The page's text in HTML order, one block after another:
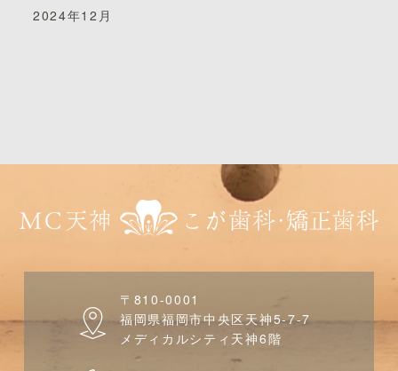
す。
可能性があります。
・小さいヘッド
間がかかります。
まで入らない人におすすめです。
なので、一概に前歯２本分で！と断言できないとこ
ろが置くか深いですよね。
② 長さ、幅を決める
例えば、こちらの２本の
歯ブラシ。
背の高さと頭の幅が違います。
2024年12月
〒810-0001
福岡県福岡市中央区天神5-7-7
メディカルシティ天神6階